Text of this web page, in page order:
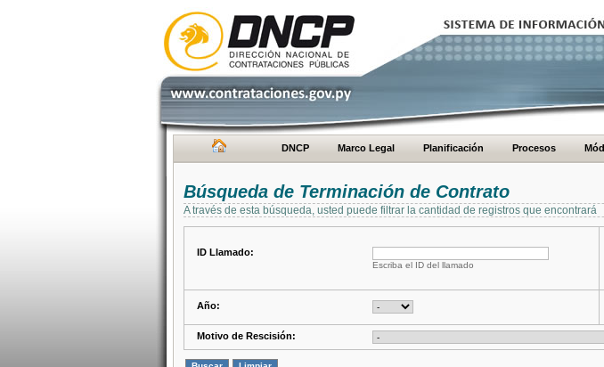
DNCP Marco Legal Planificación Procesos
Búsqueda de Terminación de Contrato
A través de esta búsqueda, usted puede filtrar la cantidad de registros que encontrará
ID Llamado:
Escriba el ID del llamado
Año:
Motivo de Rescisión: